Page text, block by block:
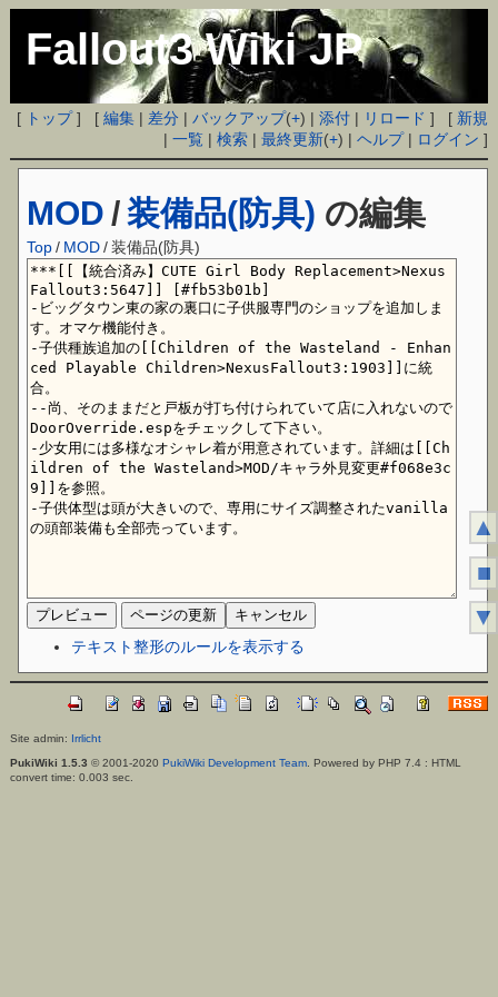
Fallout3 Wiki JP
[ トップ] [編集 | 差分 |バックアップ(+) |添付 | リロード ] [ 新規
|一覧 |検索 |最終更新(+) |ヘルプ| ログイン ]
MOD /装備品(防具) の編集
Top / MOD/装備品(防具)
テキスト整形のルールを表示する
Site admin: Irrlicht
PukiWiki 1.5.3 © 2001-2020 PukiWiki Development Team. Powered by PHP 7.4 : HTML
convert time: 0.003 sec.
▲
■
▼